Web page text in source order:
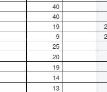
40
40
19
9
25
20
19
14
13